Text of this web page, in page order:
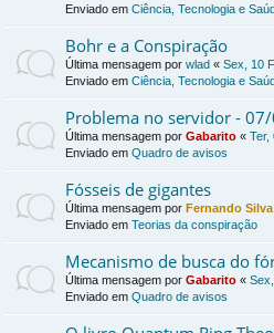
Enviado em Ciência, Tecnologia e
Bohr e a Conspiração
Última mensagem por wlad « Sex, 10
Enviado em Ciência, Tecnologia e
Problema no servidor -
Última mensagem por Gabarito « Ter,
Enviado em Quadro de avisos
Fósseis de gigantes
Última mensagem por Fernando Silva
Enviado em Teorias da conspiração
Mecanismo de busca do
Última mensagem por Gabarito «
Enviado em Quadro de avisos